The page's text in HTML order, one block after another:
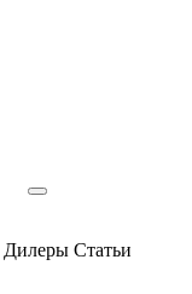
Дилеры Статьи